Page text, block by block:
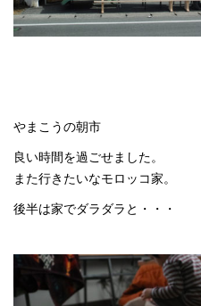
やまこうの朝市
良い時間を過ごせました。
また行きたいなモロッコ家。
後半は家でダラダラと・・・